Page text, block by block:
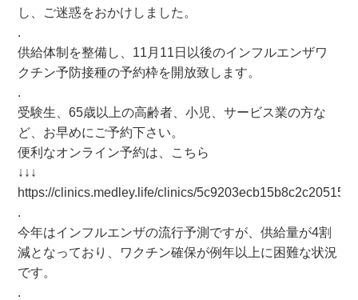
し、ご迷惑をおかけしました。
.
供給体制を整備し、11月11日以後のインフルエンザワ
クチン予防接種の予約枠を開放致します。
.
受験生、65歳以上の高齢者、小児、サービス業の方な
ど、お早めにご予約下さい。
便利なオンライン予約は、こちら
↓↓↓
https://clinics.medley.life/clinics/
.
今年はインフルエンザの流行予測ですが、供給量が4割
減となっており、ワクチン確保が例年以上に困難な状況
です。
.